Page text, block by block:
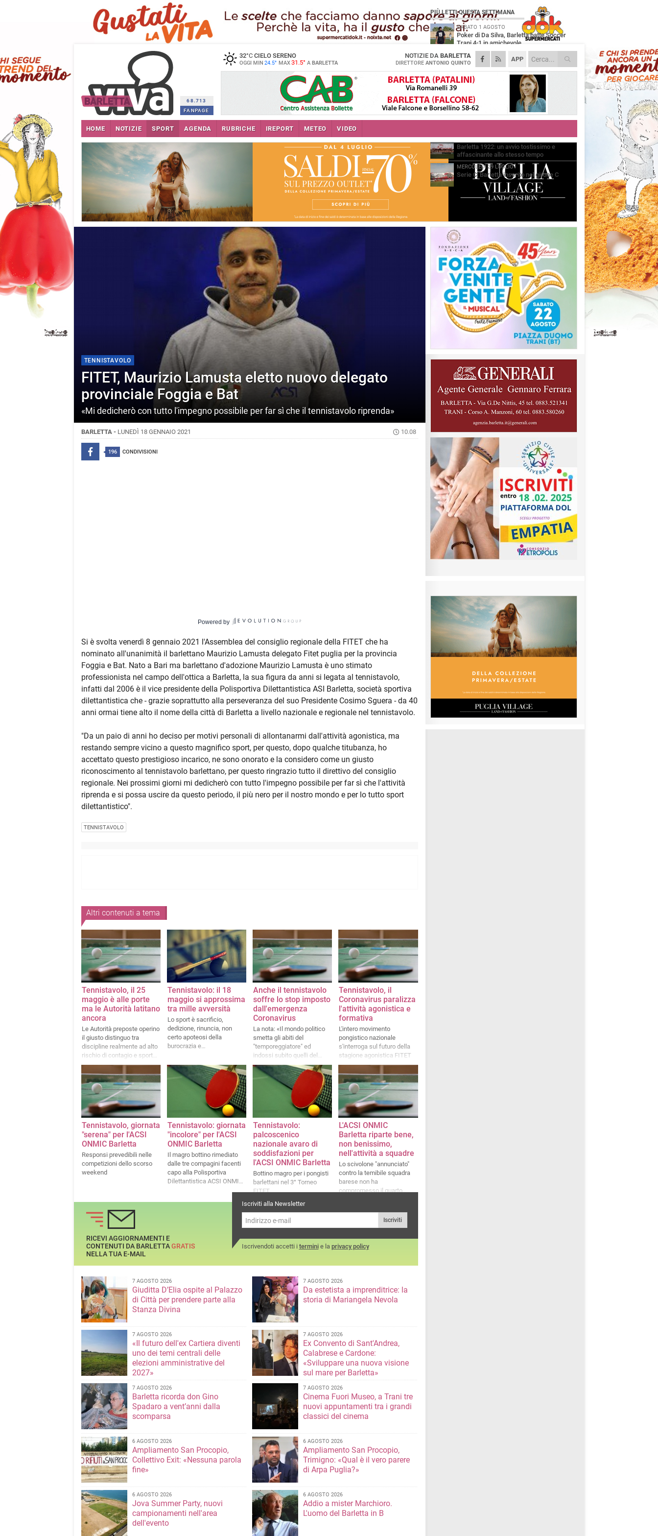
68.713
FANPAGE
32°CCIELO SERENO
OGGI MIN 24.5° MAX31.5° A BARLETTA
APP
NOTIZIE DA BARLETTA
DIRETTORE ANTONIO QUINTO
HOME NOTIZIE SPORT AGENDA RUBRICHE IREPORT METEO VIDEO
TENNISTAVOLO
FITET, Maurizio Lamusta eletto nuovo delegato
provinciale Foggia e Bat
«Mi dedicherò con tutto l'impegno possibile per far sì che il tennistavolo riprenda»
BARLETTA - LUNEDÌ 18 GENNAIO 2021 10.08
196 CONDIVISIONI
Powered by
Si è svolta venerdì 8 gennaio 2021 l'Assemblea del consiglio regionale della FITET che ha
nominato all'unanimità il barlettano Maurizio Lamusta delegato Fitet puglia per la provincia
Foggia e Bat. Nato a Bari ma barlettano d'adozione Maurizio Lamusta è uno stimato
professionista nel campo dell'ottica a Barletta, la sua figura da anni si legata al tennistavolo,
infatti dal 2006 è il vice presidente della Polisportiva Dilettantistica ASI Barletta, società sportiva
dilettantistica che - grazie soprattutto alla perseveranza del suo Presidente Cosimo Sguera - da 40
anni ormai tiene alto il nome della città di Barletta a livello nazionale e regionale nel tennistavolo.
"Da un paio di anni ho deciso per motivi personali di allontanarmi dall'attività agonistica, ma
restando sempre vicino a questo magnifico sport, per questo, dopo qualche titubanza, ho
accettato questo prestigioso incarico, ne sono onorato e la considero come un giusto
riconoscimento al tennistavolo barlettano, per questo ringrazio tutto il direttivo del consiglio
regionale. Nei prossimi giorni mi dedicherò con tutto l'impegno possibile per far sì che l'attività
riprenda e si possa uscire da questo periodo, il più nero per il nostro mondo e per lo tutto sport
dilettantistico".
TENNISTAVOLO
Altri contenuti a tema
Tennistavolo, il 25
maggio è alle porte
ma le Autorità latitano
ancora
Le Autorità preposte operino
il giusto distinguo tra
discipline realmente ad alto
rischio di contagio e sports
decisamente più sicuri
Tennistavolo: il 18
maggio si approssima
tra mille avversità
Lo sport è sacrificio,
dedizione, rinuncia, non
certo apoteosi della
burocrazia e
Anche il tennistavolo
soffre lo stop imposto
dall'emergenza
Coronavirus
La nota: «Il mondo politico
smetta gli abiti del
"temporeggiatore" ed
indossi subito quelli del
"soccorritore"»
Tennistavolo, il
Coronavirus paralizza
l'attività agonistica e
formativa
L'intero movimento
pongistico nazionale
s'interroga sul futuro della
stagione agonistica FITET
Tennistavolo, giornata
"serena" per l'ACSI
ONMIC Barletta
Responsi prevedibili nelle
competizioni dello scorso
weekend
Tennistavolo: giornata
"incolore" per l'ACSI
ONMIC Barletta
Il magro bottino rimediato
dalle tre compagini facenti
capo alla Polisportiva
Dilettantistica ACSI ONMIC
Tennistavolo:
palcoscenico
nazionale avaro di
soddisfazioni per
l'ACSI ONMIC Barletta
Bottino magro per i pongisti
barlettani nel 3° Torneo
FITET
L'ACSI ONMIC
Barletta riparte bene,
non benissimo,
nell'attività a squadre
Lo scivolone "annunciato"
contro la temibile squadra
barese non ha
compromesso il quarto
Iscriviti alla Newsletter
Iscriviti
Iscrivendoti accetti i terminie la privacy policy
RICEVI AGGIORNAMENTI E
CONTENUTI DA BARLETTAGRATIS
NELLA TUA E-MAIL
7 AGOSTO 2026
Giuditta D’Elia ospite al Palazzo
di Città per prendere parte alla
Stanza Divina
7 AGOSTO 2026
Da estetista a imprenditrice: la
storia di Mariangela Nevola
7 AGOSTO 2026
«Il futuro dell'ex Cartiera diventi
uno dei temi centrali delle
elezioni amministrative del
2027»
7 AGOSTO 2026
Ex Convento di Sant'Andrea,
Calabrese e Cardone:
«Sviluppare una nuova visione
sul mare per Barletta»
7 AGOSTO 2026
Barletta ricorda don Gino
Spadaro a vent’anni dalla
scomparsa
7 AGOSTO 2026
Cinema Fuori Museo, a Trani tre
nuovi appuntamenti tra i grandi
classici del cinema
6 AGOSTO 2026
Ampliamento San Procopio,
Collettivo Exit: «Nessuna parola
fine»
6 AGOSTO 2026
Ampliamento San Procopio,
Trimigno: «Qual è il vero parere
di Arpa Puglia?»
6 AGOSTO 2026
Jova Summer Party, nuovi
campionamenti nell'area
dell'evento
6 AGOSTO 2026
Addio a mister Marchioro.
L'uomo del Barletta in B
PIÙ LETTI QUESTA SETTIMANA
SABATO 1 AGOSTO
Poker di Da Silva, Barletta batte Soccer
Trani 4-1 in amichevole
VENERDÌ 31 LUGLIO
Serie C Sky Wifi: fissate date e orari delle
prime otto giornate di campionato.
VENERDÌ 31 LUGLIO
Il calcio italiano piange l'immenso Franco
Baresi
GIOVEDÌ 6 AGOSTO
Addio a mister Marchioro. L'uomo del
VENERDÌ 31 LUGLIO
Barletta 1922: un avvio tostissimo e
affascinante allo stesso tempo
MERCOLEDÌ 29 LUGLIO
Serie C, Barletta inserito nel girone C